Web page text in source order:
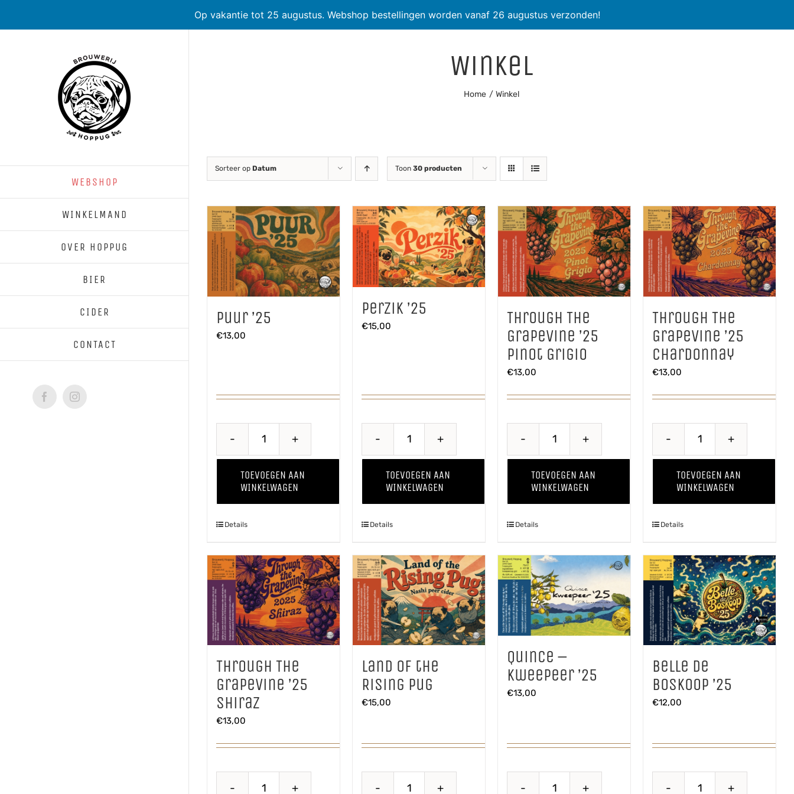
Op vakantie tot 25 augustus. Webshop bestellingen worden vanaf 26 augustus verzonden!
WEBSHOP
WINKELMAND
OVER HOPPUG
BIER
CIDER
CONTACT
FacebookInstagram
Winkel
Home Winkel
Sorteer op Datum Toon 30 producten
Puur ’25
€13,00
aantal
TOEVOEGEN AAN
WINKELWAGEN
Details
Perzik ’25
€15,00
aantal
TOEVOEGEN AAN
WINKELWAGEN
Details
Through The
Grapevine ’25
Pinot Grigio
€13,00
Grapevine
aantal
TOEVOEGEN AAN
WINKELWAGEN
Details
Through The
Grapevine ’25
Chardonnay
€13,00
Grapevine
TOEVOEGEN AAN
WINKELWAGEN
Details
Through The
Grapevine ’25
Shiraz
€13,00
Land of the
Rising Pug
€15,00
Quince –
Kweepeer ’25
€13,00
Belle de
Boskoop ’25
€12,00